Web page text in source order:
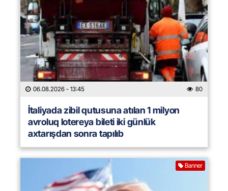
06.08.2026 - 13:45 80
İtaliyada zibil qutusuna atılan 1 milyon
avroluq lotereya bileti iki günlük
axtarışdan sonra tapılıb
Banner